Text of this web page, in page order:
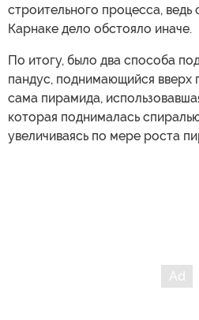
строительного процесса, ведь
Карнаке дело обстояло иначе.
По итогу, было два способа
пандус, поднимающийся вверх
сама пирамида,
которая поднималась
увеличиваясь по мере роста